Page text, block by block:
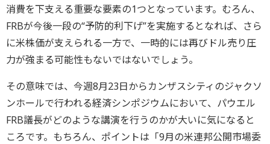
消費を下支える重要な要素の1つとなっています。むろん、
FRBが今後一段の“予防的利下げ”を実施するとなれば、さら
に米株価が支えられる一方で、一時的には再びドル売り圧
力が強まる可能性もないではないでしょう。
その意味では、今週8月23日からカンザスシティのジャクソ
ンホールで行われる経済シンポジウムにおいて、パウエル
FRB議長がどのような講演を行うのかが大いに気になると
ころです。もちろん、ポイントは「9月の米連邦公開市場委